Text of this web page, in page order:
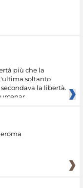
più che la
soltanto
la libertà.